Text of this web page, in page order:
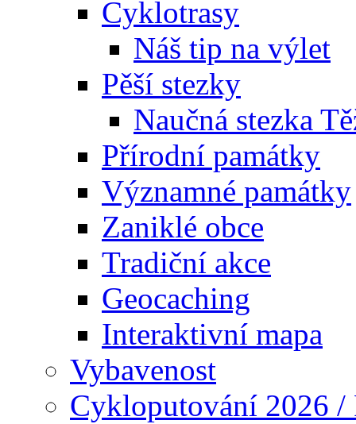
Cyklotrasy
Náš tip na výlet
Pěší stezky
Naučná stezka
Přírodní památky
Významné památky
Zaniklé obce
Tradiční akce
Geocaching
Interaktivní mapa
Vybavenost
Cykloputování 2026 /